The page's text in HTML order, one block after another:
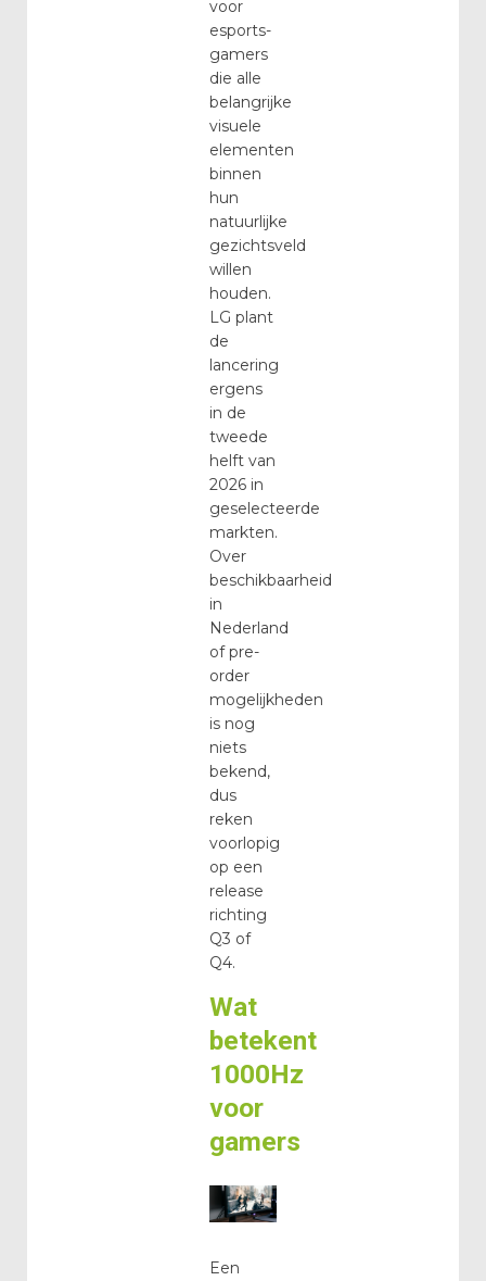
voor
esports-
gamers
die alle
belangrijke
visuele
elementen
binnen
hun
natuurlijke
gezichtsveld
willen
houden.
LG plant
de
lancering
ergens
in de
tweede
helft van
2026 in
geselecteerde
markten.
Over
beschikbaarheid
in
Nederland
of pre-
order
mogelijkheden
is nog
niets
bekend,
dus
reken
voorlopig
op een
release
richting
Q3 of
Q4.
Wat
betekent
1000Hz
voor
gamers
Een